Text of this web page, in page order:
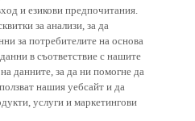
и езикови предпочитания.
за анализи, за да
за потребителите на основа
в съответствие с нашите
данните, за да ни помогне да
нашия уебсайт и да
услуги и маркетингови